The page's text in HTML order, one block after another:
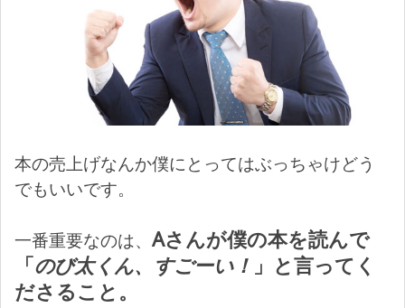
本の売上げなんか僕にとってはぶっちゃけどう
でもいいです。
一番重要なのは、 Aさんが僕の本を読んで
「のび太くん、すごーい！ 」と言ってく
ださること。